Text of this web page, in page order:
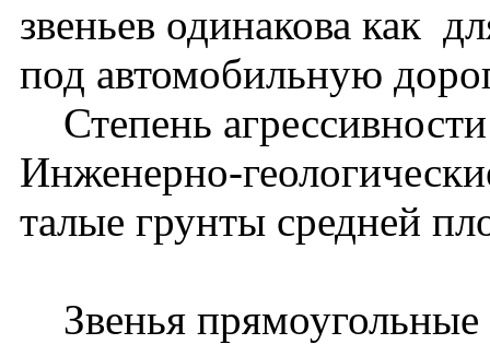
звеньев одинакова как
под автомобильную
Степень
Инженерно-
талые грунты средней
Звенья прямоугольные